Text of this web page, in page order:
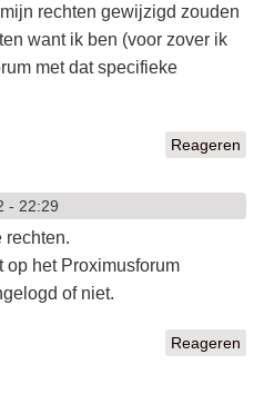
rechten gewijzigd zouden
want ik ben (voor zover ik
met dat specifieke
Reageren
- 22:29
rechten.
op het Proximusforum
of niet.
Reageren